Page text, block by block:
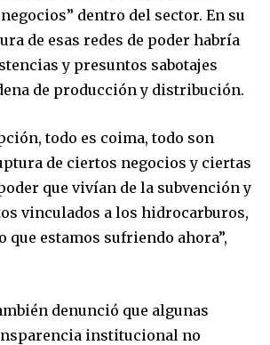
dentro del sector. En su
de esas redes de poder habría
y presuntos sabotajes
de producción y distribución.
todo es coima, todo son
de ciertos negocios y ciertas
que vivían de la subvención y
vinculados a los hidrocarburos,
que estamos sufriendo ahora”,
denunció que algunas
institucional no